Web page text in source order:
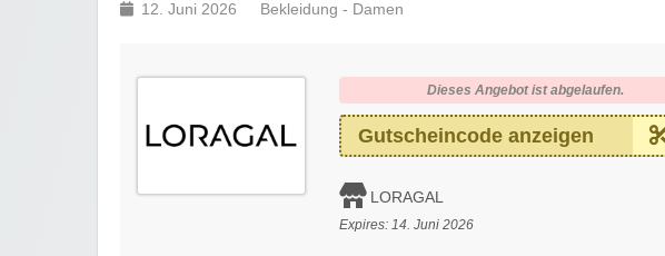
12. Juni 2026 Bekleidung - Damen
Dieses Angebot ist abgelaufen.
Gutscheincode anzeigen
LORAGAL
Expires: 14. Juni 2026